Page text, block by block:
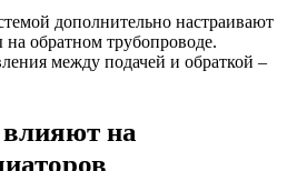
дополнительно настраивают
обратном трубопроводе.
между подачей и обраткой –
на